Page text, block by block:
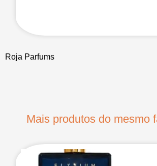
Roja Parfums
Mais produtos do mesmo